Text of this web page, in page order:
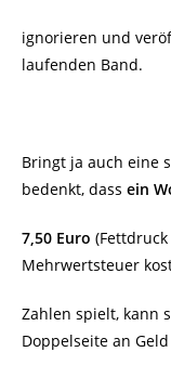
ignorieren und
laufenden Band.
Bringt ja auch eine
bedenkt, dass ein
7,50 Euro
Mehrwertsteuer
Zahlen spielt, kann
Doppelseite an